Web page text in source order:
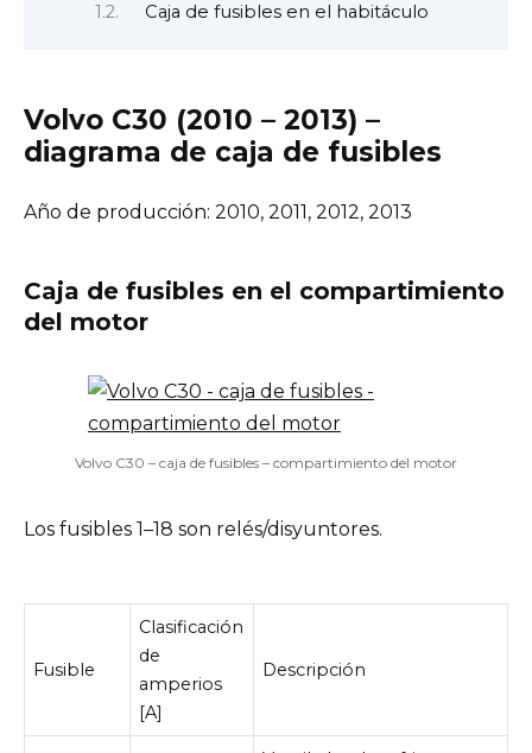
Caja de fusibles en el habitáculo
Volvo C30 (2010 – 2013) –
diagrama de caja de fusibles
Año de producción: 2010, 2011, 2012, 2013
Caja de fusibles en el compartimiento
del motor
Volvo C30 – caja de fusibles – compartimiento del motor
Los fusibles 1–18 son relés/disyuntores.
Fusible
Clasificación
de
amperios
[A]
Descripción